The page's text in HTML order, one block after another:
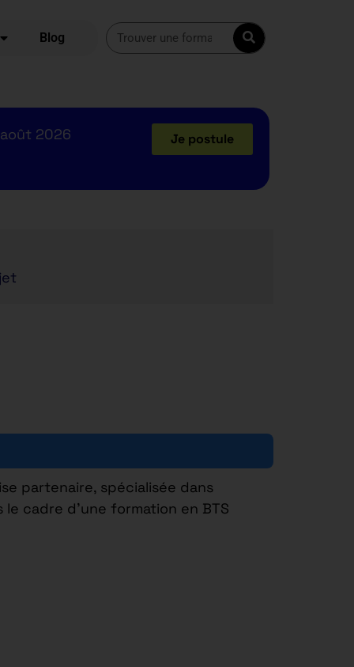
Blog
2026 Je postule
partenaire, spécialisée dans
le cadre d’une formation en BTS